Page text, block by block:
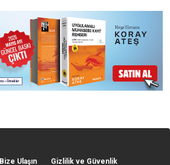
Bize Ulaşın Gizlilik ve Güvenlik